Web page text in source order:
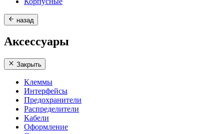
назад
Аксессуары
Закрыть
Клеммы
Интерфейсы
Предохранители
Распределители
Кабели
Оформление